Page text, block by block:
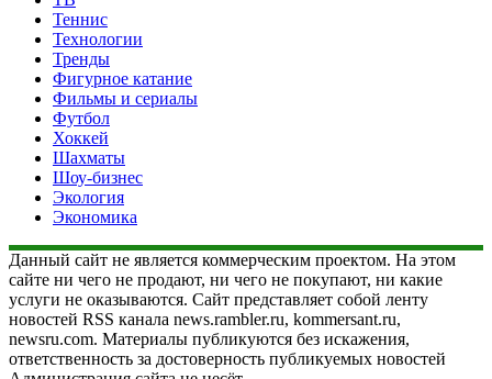
Теннис
Технологии
Тренды
Фигурное катание
Фильмы и сериалы
Футбол
Хоккей
Шахматы
Шоу-бизнес
Экология
Экономика
Данный сайт не является коммерческим проектом. На этом
сайте ни чего не продают, ни чего не покупают, ни какие
услуги не оказываются. Сайт представляет собой ленту
новостей RSS канала news.rambler.ru, kommersant.ru,
newsru.com. Материалы публикуются без искажения,
ответственность за достоверность публикуемых новостей